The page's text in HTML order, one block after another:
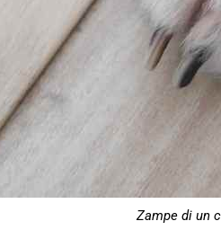
Zampe di un